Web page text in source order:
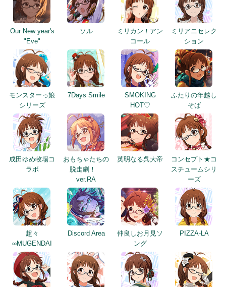
Our New year's
"Eve"
ソル
ミリカン！アン
コール
ミリアニセレク
ション
モンスターっ娘
シリーズ
7Days Smile
SMOKING
HOT♡
ふたりの年越し
そば
成田ゆめ牧場コ
ラボ
おもちゃたちの
脱走劇！
ver.RA
英明なる呉大帝
コンセプト★コ
スチュームシリ
ーズ
超々
∞MUGENDAI
Discord Area
仲良しお月見ソ
ング
PIZZA-LA